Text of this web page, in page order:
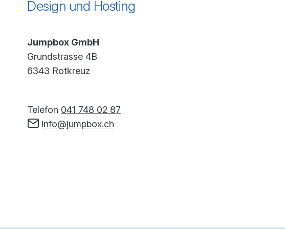
Design und Hosting
Jumpbox GmbH
Grundstrasse 4B
6343 Rotkreuz
Telefon 041 748 02 87
info@jumpbox.ch